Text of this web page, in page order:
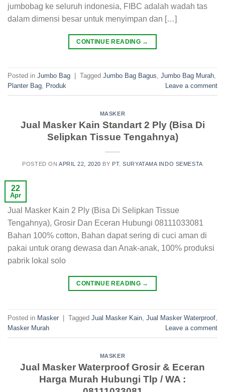
jumbobag ke seluruh indonesia, FIBC adalah wadah tas
dalam dimensi besar untuk menyimpan dan […]
CONTINUE READING →
Posted in Jumbo Bag Tagged Jumbo Bag Bagus, Jumbo Bag Murah,
Planter Bag, Produk Leave a comment
MASKER
Jual Masker Kain Standart 2 Ply (Bisa Di
Selipkan Tissue Tengahnya)
POSTED ON APRIL 22, 2020 BY PT. SURYATAMA INDO SEMESTA
22
Apr
Jual Masker Kain 2 Ply (Bisa Di Selipkan Tissue
Tengahnya), Grosir Dan Eceran Hubungi 08111033081
Bahan 100% cotton, Bahan dapat sering di cuci aman di
pakai untuk orang dewasa dan Anak-anak, 100% produksi
pabrik lokal solo
CONTINUE READING →
Posted in Masker Tagged Jual Masker Kain Jual Masker Waterproof
Masker Murah
Leave a comment
MASKER
Jual Masker Waterproof Grosir & Eceran
Harga Murah Hubungi Tlp / WA :